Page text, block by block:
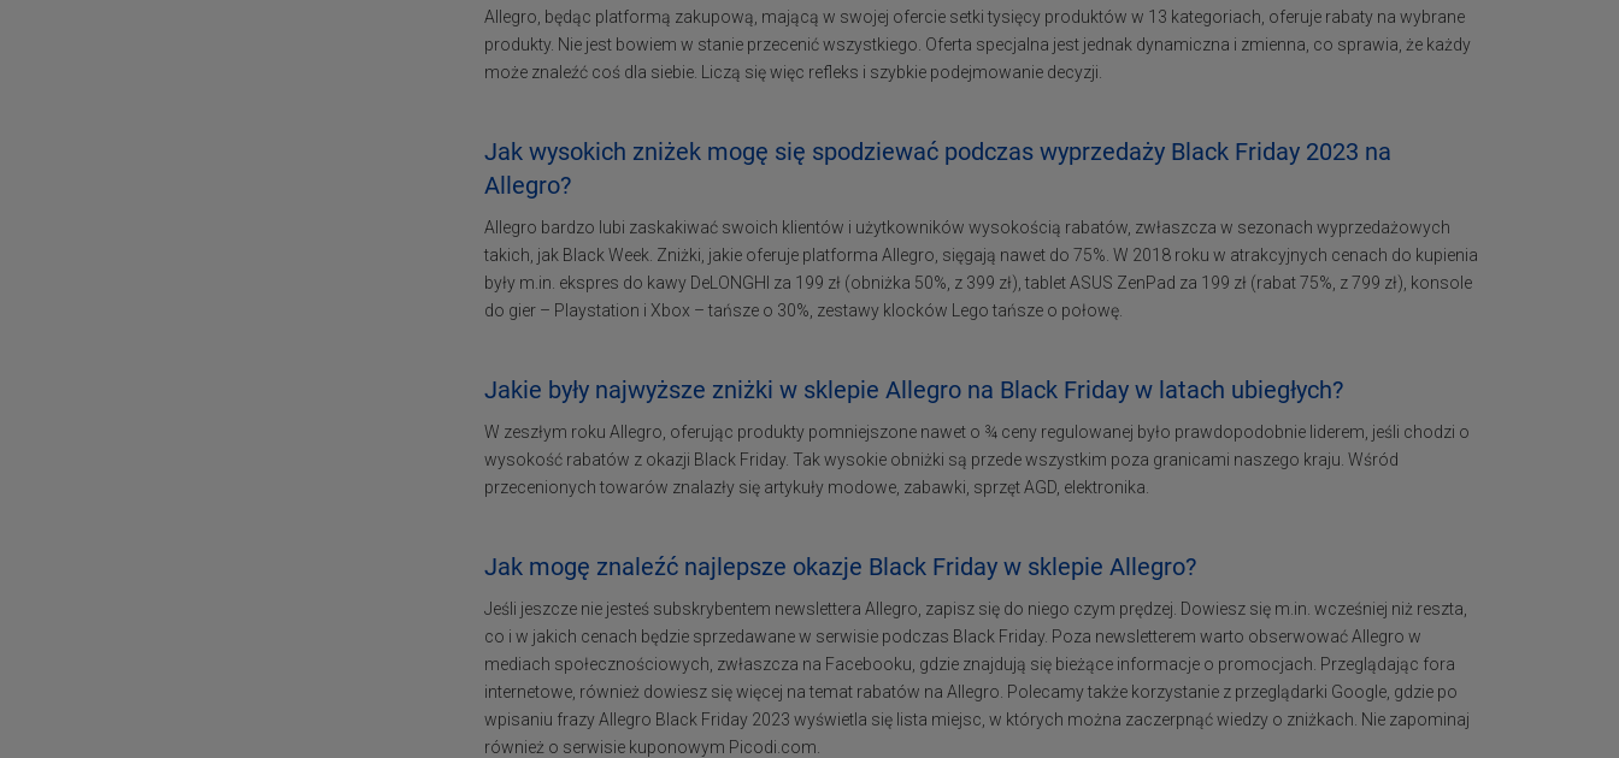
Allegro, będąc platformą zakupową, mającą w swojej ofercie setki tysięcy produktów w 13 kategoriach, oferuje rabaty na wybrane
produkty. Nie jest bowiem w stanie przecenić wszystkiego. Oferta specjalna jest jednak dynamiczna i zmienna, co sprawia, że każdy
może znaleźć coś dla siebie. Liczą się więc refleks i szybkie podejmowanie decyzji.
Jak wysokich zniżek mogę się spodziewać podczas wyprzedaży Black Friday 2023 na
Allegro?
Allegro bardzo lubi zaskakiwać swoich klientów i użytkowników wysokością rabatów, zwłaszcza w sezonach wyprzedażowych
takich, jak Black Week. Zniżki, jakie oferuje platforma Allegro, sięgają nawet do 75%. W 2018 roku w atrakcyjnych cenach do kupienia
były m.in. ekspres do kawy DeLONGHI za 199 zł (obniżka 50%, z 399 zł), tablet ASUS ZenPad za 199 zł (rabat 75%, z 799 zł), konsole
do gier – Playstation i Xbox – tańsze o 30%, zestawy klocków Lego tańsze o połowę.
Jakie były najwyższe zniżki w sklepie Allegro na Black Friday w latach ubiegłych?
W zeszłym roku Allegro, oferując produkty pomniejszone nawet o ¾ ceny regulowanej było prawdopodobnie liderem, jeśli chodzi o
wysokość rabatów z okazji Black Friday. Tak wysokie obniżki są przede wszystkim poza granicami naszego kraju. Wśród
przecenionych towarów znalazły się artykuły modowe, zabawki, sprzęt AGD, elektronika.
Jak mogę znaleźć najlepsze okazje Black Friday w sklepie Allegro?
Jeśli jeszcze nie jesteś subskrybentem newslettera Allegro, zapisz się do niego czym prędzej. Dowiesz się m.in. wcześniej niż reszta,
co i w jakich cenach będzie sprzedawane w serwisie podczas Black Friday. Poza newsletterem warto obserwować Allegro w
mediach społecznościowych, zwłaszcza na Facebooku, gdzie znajdują się bieżące informacje o promocjach. Przeglądając fora
internetowe, również dowiesz się więcej na temat rabatów na Allegro. Polecamy także korzystanie z przeglądarki Google, gdzie po
wpisaniu frazy Allegro Black Friday 2023 wyświetla się lista miejsc, w których można zaczerpnąć wiedzy o zniżkach. Nie zapominaj
również o serwisie kuponowym Picodi.com.